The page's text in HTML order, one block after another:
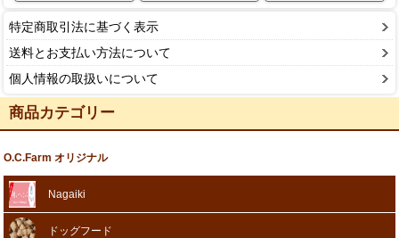
特定商取引法に基づく表示
送料とお支払い方法について
個人情報の取扱いについて
商品カテゴリー
O.C.Farm オリジナル
Nagaiki
ドッグフード